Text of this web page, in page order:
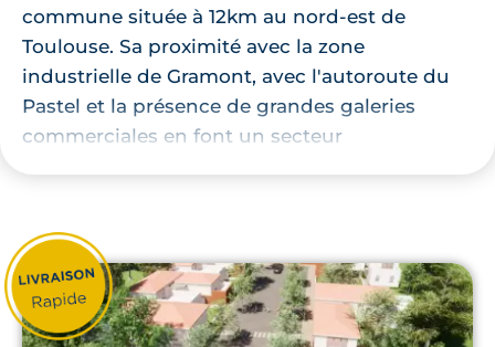
commune située à 12km au nord-est de
Toulouse. Sa proximité avec la zone
industrielle de Gramont, avec l'autoroute du
Pastel et la présence de grandes galeries
commerciales en font un secteur
L'immobilier neuf à Rouffiac-Tolosan
présente des appartements confortables
mais également des maisons neuves qui
sont plutôt rares dans lesprogrammes